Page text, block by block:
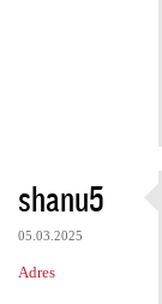
shanu5
05.03.2025
Adres